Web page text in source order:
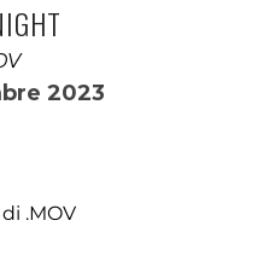
2023
.MOV